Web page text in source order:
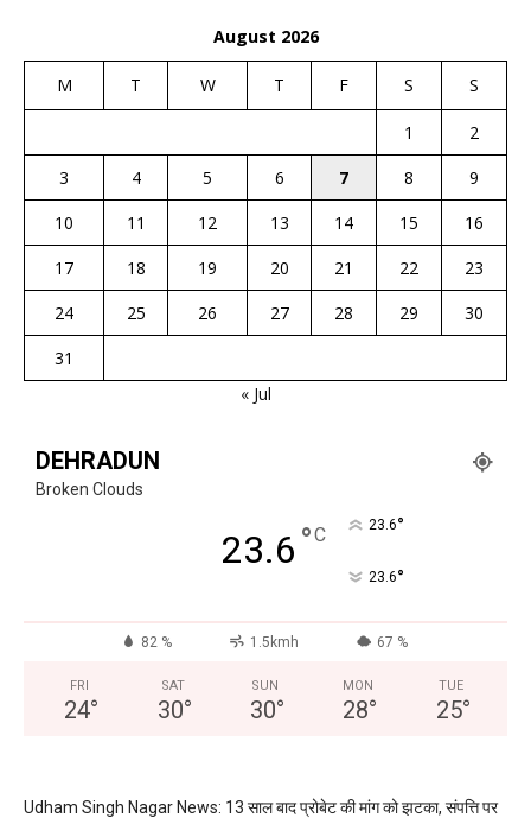
August 2026
M T W T F S S
1
2
3
4 5 6 7 8
9
10
11 12 13 14 15
16
17
18 19 20 21 22
23
24
25 26 27 28 29
30
31
« Jul
DEHRADUN
Broken Clouds
23.6 °C 23.6°
23.6°
82 % 1.5kmh 67 %
FRI
24°
SAT
30°
SUN
30°
MON
28°
TUE
25°
Udham Singh Nagar News: 13 साल बाद प्रोबेट की मांग को झटका, संपत्ति पर